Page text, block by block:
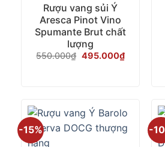
Rượu vang sủi Ý
Aresca Pinot Vino
Spumante Brut chất
lượng
550.000₫ Giá
495.000₫Giá
hiện
-15% -